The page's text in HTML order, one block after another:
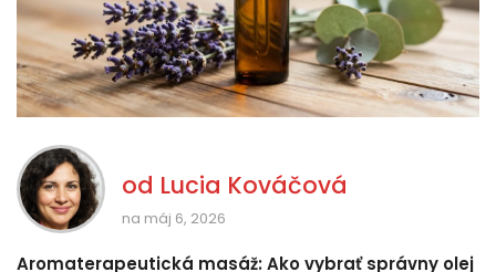
od Lucia Kováčová
na máj 6, 2026
Aromaterapeutická masáž: Ako vybrať správny olej